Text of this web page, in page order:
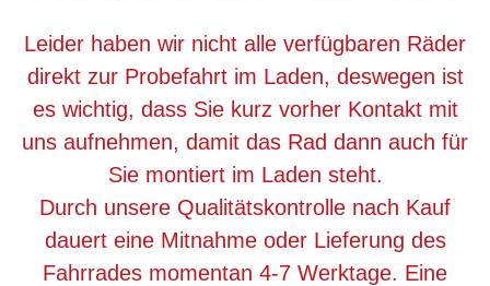
Leider haben wir nicht alle verfügbaren Räder
direkt zur Probefahrt im Laden, deswegen ist
es wichtig, dass Sie kurz vorher Kontakt mit
uns aufnehmen, damit das Rad dann auch für
Sie montiert im Laden steht.
Durch unsere Qualitätskontrolle nach Kauf
dauert eine Mitnahme oder Lieferung des
Fahrrades momentan 4-7 Werktage. Eine